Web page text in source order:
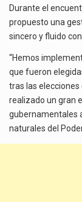
Durante el
propuesto una
sincero y fluido
“Hemos
que fueron
tras las elecciones
realizado un gran
gubernamentales
naturales del